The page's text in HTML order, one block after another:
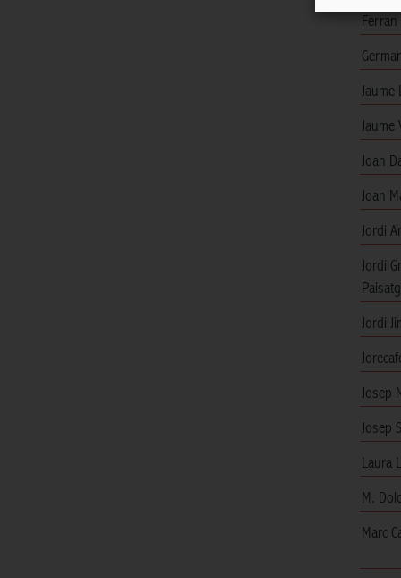
Jaume
Jaume
Joan
Joan
Jordi
Jordi
Jordi
Josep
Josep
Laura
M.
Marc